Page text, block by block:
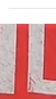
cantidad de
del HCD de